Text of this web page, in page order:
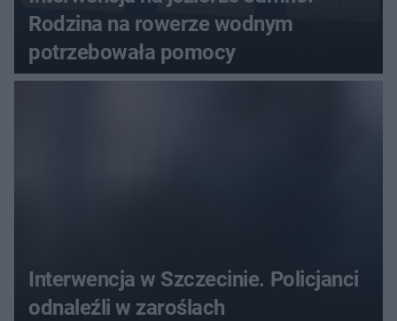
Rodzina na rowerze wodnym
potrzebowała pomocy
Interwencja w Szczecinie. Policjanci
odnaleźli w zaroślach